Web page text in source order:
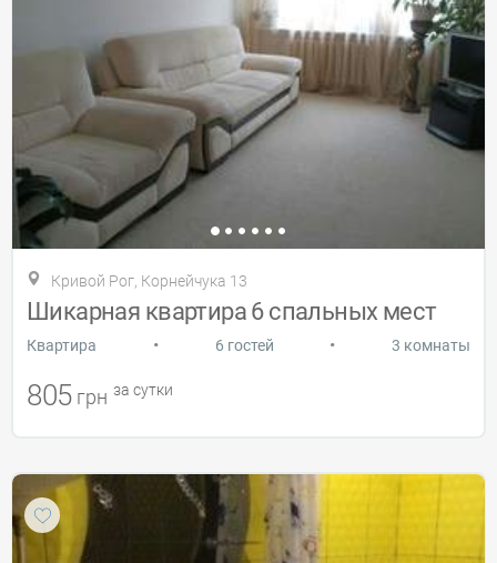
Кривой Рог, Корнейчука 13
Шикарная квартира 6 спальных мест
Квартира • 6 гостей • 3 комнаты
805 грн за сутки